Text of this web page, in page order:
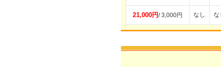
21,000円/ 3,000円 なし な